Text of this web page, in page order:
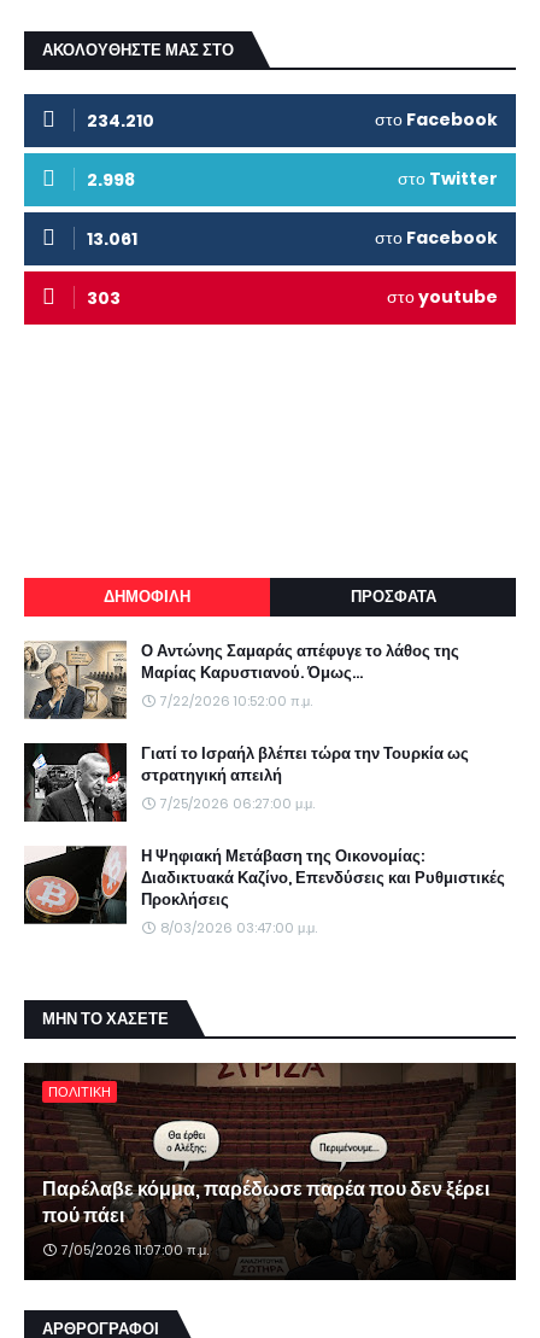
ΑΚΟΛΟΥΘΗΣΤΕ ΜΑΣ ΣΤΟ
234.210 στο Facebook
2.998 στο Twitter
13.061 στο Facebook
303 στοyoutube
ΔΗΜΟΦΙΛΗ ΠΡΟΣΦΑΤΑ
Ο Αντώνης Σαμαράς απέφυγε το λάθος της
Μαρίας Καρυστιανού. Όμως...
7/22/2026 10:52:00 π.μ.
Γιατί το Ισραήλ βλέπει τώρα την Τουρκία ως
στρατηγική απειλή
7/25/2026 06:27:00 μ.μ.
Η Ψηφιακή Μετάβαση της Οικονομίας:
Διαδικτυακά Καζίνο, Επενδύσεις και Ρυθμιστικές
Προκλήσεις
8/03/2026 03:47:00 μ.μ.
ΜΗΝ ΤΟ ΧΑΣΕΤΕ
ΠΟΛΙΤΙΚΗ
Παρέλαβε κόμμα, παρέδωσε παρέα που δεν ξέρει
πού πάει
7/05/2026 11:07:00 π.μ.
ΑΡΘΡΟΓΡΑΦΟΙ